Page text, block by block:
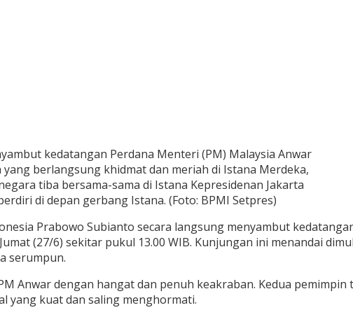
kedatangan Perdana Menteri (PM) Malaysia Anwar
berlangsung khidmat dan meriah di Istana Merdeka,
tiba bersama-sama di Istana Kepresidenan Jakarta
di depan gerbang Istana. (Foto: BPMI Setpres)
Prabowo Subianto secara langsung menyambut
(27/6) sekitar pukul 13.00 WIB. Kunjungan ini menandai
serumpun.
Anwar dengan hangat dan penuh keakraban. Kedua
yang kuat dan saling menghormati.